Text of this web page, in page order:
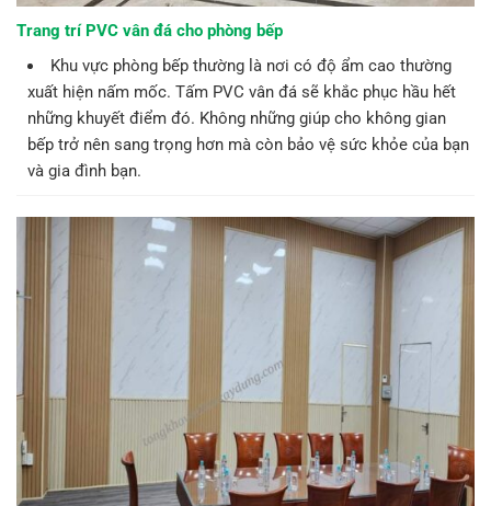
Trang trí PVC vân đá cho phòng bếp
Khu vực phòng bếp thường là nơi có độ ẩm cao thường
xuất hiện nấm mốc. Tấm PVC vân đá sẽ khắc phục hầu hết
những khuyết điểm đó. Không những giúp cho không gian
bếp trở nên sang trọng hơn mà còn bảo vệ sức khỏe của bạn
và gia đình bạn.